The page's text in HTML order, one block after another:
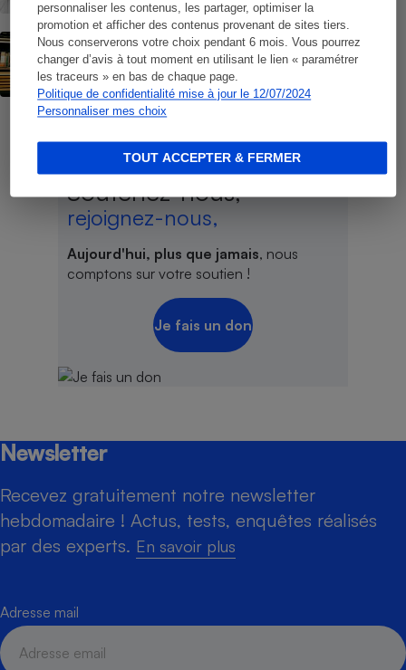
personnaliser les contenus, les partager, optimiser la
promotion et afficher des contenus provenant de sites tiers.
Nous conserverons votre choix pendant 6 mois. Vous pourrez
changer d’avis à tout moment en utilisant le lien « paramétrer
les traceurs » en bas de chaque page.
Politique de confidentialité mise à jour le 12/07/2024
Personnaliser mes choix
TOUT ACCEPTER & FERMER
ENQUÊTE
Cuisinistes - Les recettes d’un achat
satisfaisant
Soutenez-nous,
rejoignez-nous,
Aujourd'hui, plus que jamais, nous
comptons sur votre soutien !
Je fais un don
Newsletter
Recevez gratuitement notre newsletter
hebdomadaire ! Actus, tests, enquêtes réalisés
par des experts. En savoir plus
Adresse mail